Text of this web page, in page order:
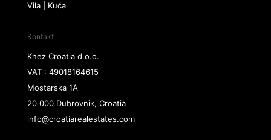
Vila | Kuća
Kontakt
Knez Croatia d.o.o.
VAT : 49018164615
Mostarska 1A
20 000 Dubrovnik, Croatia
info@croatiarealestates.com